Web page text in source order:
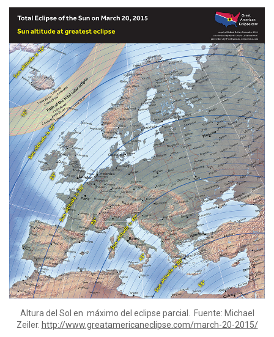
Altura del Sol en máximo del eclipse parcial. Fuente: Michael
Zeiler. http://www.greatamericaneclipse.com/march-20-2015/